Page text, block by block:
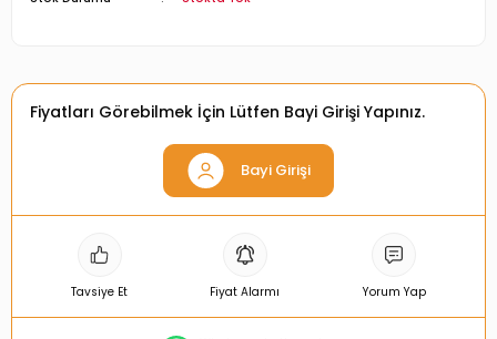
Fiyatları Görebilmek İçin Lütfen Bayi Girişi Yapınız.
Bayi Girişi
Tavsiye Et Fiyat Alarmı Yorum Yap